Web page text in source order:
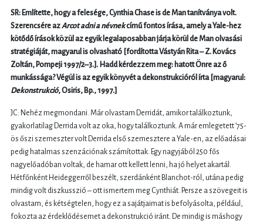
SR: Említette, hogy a felesége, Cynthia Chase is de Man tanítványa volt.
Szerencsére azArcot adni a névnekcímű fontos írása, amely a Yale-hez
kötődő írások közül az egyik legalaposabban járja körül de Man olvasási
stratégiáját, magyarul is olvasható [fordította Vástyán Rita – Z. Kovács
Zoltán, Pompeji 1997/2–3.]. Hadd kérdezzem meg: hatott Önre az ő
munkássága? Végül is az egyik könyvét a dekonstrukcióról írta [magyarul:
Dekonstrukció, Osiris, Bp., 1997.]
JC: Nehéz megmondani. Már olvastam Derridát, amikor találkoztunk,
gyakorlatilag Derrida volt az oka, hogy találkoztunk. A már emlegetett ’75-
ös őszi szemeszter volt Derrida első szemesztere a Yale-en, az előadásai
pedig hatalmas szenzációnak számítottak. Egy nagyjából 250 fős
nagyelőadóban voltak, de hamar ott kellett lenni, ha jó helyet akartál.
Hétfőnként Heideggerről beszélt, szerdánként Blanchot-ról, utána pedig
mindig volt diszkusszió – ott ismertem meg Cynthiát. Persze a szövegeit is
olvastam, és kétségtelen, hogy ez a sajátjaimat is befolyásolta, például,
fokozta az érdeklődésemet a dekonstrukció iránt. De mindig is máshogy